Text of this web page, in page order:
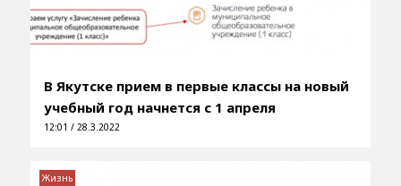
В Якутске прием в первые классы на новый
учебный год начнется с 1 апреля
12:01 / 28.3.2022
Жизнь